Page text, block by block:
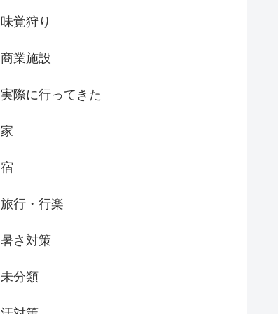
味覚狩り
商業施設
実際に行ってきた
家
宿
旅行・行楽
暑さ対策
未分類